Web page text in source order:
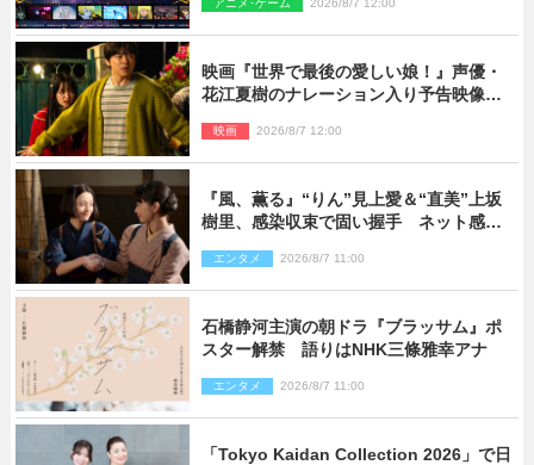
を制作
映画『世界で最後の愛しい娘！』声優・
花江夏樹のナレーション入り予告映像解
い！」
映画 2026/8/7 12:00
『風、薫る』“りん”見上愛＆“直美”上坂
樹里、感染収束で固い握手 ネット感動
エンタメ 2026/8/7 11:00
石橋静河主演の朝ドラ『ブラッサム』ポ
スター解禁 語りはNHK三條雅幸アナ
エンタメ 2026/8/7 11:00
「Tokyo Kaidan Collection 2026」で日